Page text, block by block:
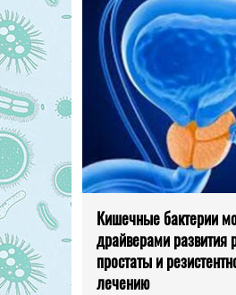
Кишечные бактерии
драйверами развития
простаты и
лечению